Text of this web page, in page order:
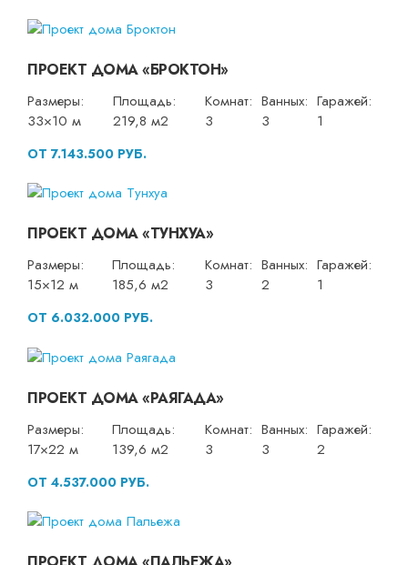
ПРОЕКТ ДОМА «БРОКТОН»
Размеры:
33×10 м
Площадь:
219,8 м2
Комнат:
3
Ванных:
3
Гаражей:
1
ОТ 7.143.500 РУБ.
ПРОЕКТ ДОМА «ТУНХУА»
Размеры:
15×12 м
Площадь:
185,6 м2
Комнат:
3
Ванных:
2
Гаражей:
1
ОТ 6.032.000 РУБ.
ПРОЕКТ ДОМА «РАЯГАДА»
Размеры:
17×22 м
Площадь:
139,6 м2
Комнат:
3
Ванных:
3
Гаражей:
2
ОТ 4.537.000 РУБ.